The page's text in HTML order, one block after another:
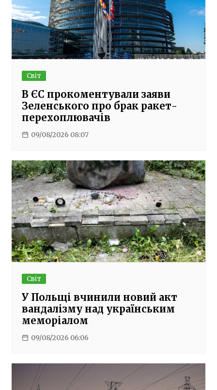
Світ
В ЄС прокоментували заяви
Зеленського про брак ракет-
перехоплювачів
09/08/2026 08:07
Світ
У Польщі вчинили новий акт
вандалізму над українським
меморіалом
09/08/2026 06:06